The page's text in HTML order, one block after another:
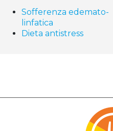
Sofferenza edemato-
linfatica
Dieta antistress